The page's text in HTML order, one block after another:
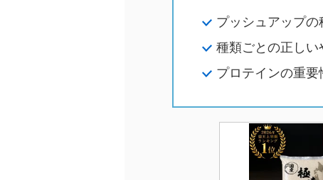
プッシュアップの
種類ごとの正しい
プロテインの重要